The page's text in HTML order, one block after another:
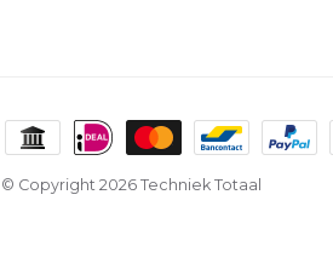
© Copyright 2026 Techniek Totaal